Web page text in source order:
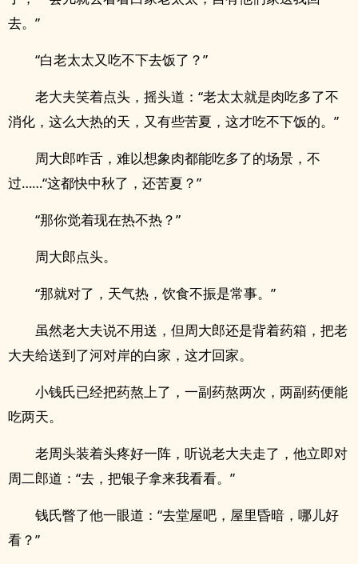
去。”
“白老太太又吃不下去饭了？”
老大夫笑着点头，摇头道：“老太太就是肉吃多了不
消化，这么大热的天，又有些苦夏，这才吃不下饭的。”
周大郎咋舌，难以想象肉都能吃多了的场景，不
过……“这都快中秋了，还苦夏？”
“那你觉着现在热不热？”
周大郎点头。
“那就对了，天气热，饮食不振是常事。”
虽然老大夫说不用送，但周大郎还是背着药箱，把老
大夫给送到了河对岸的白家，这才回家。
小钱氏已经把药熬上了，一副药熬两次，两副药便能
吃两天。
老周头装着头疼好一阵，听说老大夫走了，他立即对
周二郎道：“去，把银子拿来我看看。”
钱氏瞥了他一眼道：“去堂屋吧，屋里昏暗，哪儿好
看？”